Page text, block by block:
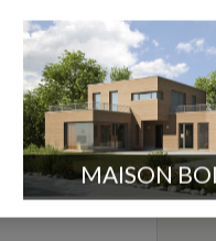
qu'un
plus simple en
MAISON